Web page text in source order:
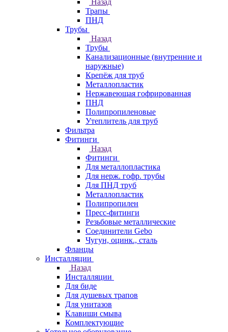
Назад
Трапы
ПНД
Трубы
Назад
Трубы
Канализационные (внутренние и
наружные)
Крепёж для труб
Металлопластик
Нержавеющая гофрированная
ПНД
Полипропиленовые
Утеплитель для труб
Фильтра
Фитинги
Назад
Фитинги
Для металлопластика
Для нерж. гофр. трубы
Для ПНД труб
Металлопластик
Полипропилен
Пресс-фитинги
Резьбовые металлические
Соединители Gebo
Чугун, оцинк., сталь
Фланцы
Инсталляции
Назад
Инсталляции
Для биде
Для душевых трапов
Для унитазов
Клавиши смыва
Комплектующие